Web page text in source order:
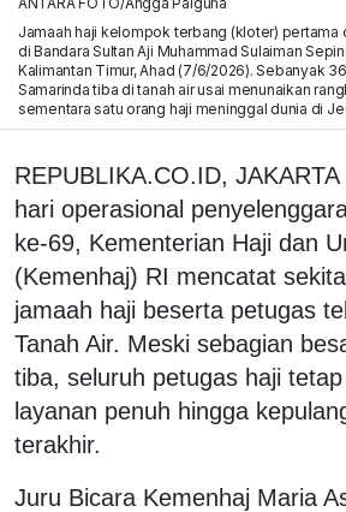
Jamaah haji kelompok terbang (kloter) pertama
di Bandara Sultan Aji Muhammad Sulaiman
Kalimantan Timur, Ahad (7/6/2026). Sebanyak
Samarinda tiba di tanah air usai menunaikan
sementara satu orang haji meninggal dunia di
REPUBLIKA.CO.ID,
hari operasional
ke-69, Kementerian Haji dan
(Kemenhaj) RI mencatat
jamaah haji beserta petugas
Tanah Air. Meski sebagian
tiba, seluruh petugas haji
layanan penuh hingga
terakhir.
Juru Bicara Kemenhaj Maria